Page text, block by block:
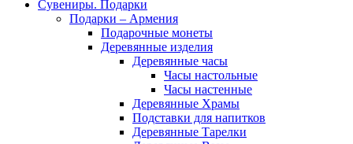
Сувениры. Подарки
Подарки – Армения
Подарочные монеты
Деревянные изделия
Деревянные часы
Часы настольные
Часы настенные
Деревянные Храмы
Подставки для напитков
Деревянные Тарелки